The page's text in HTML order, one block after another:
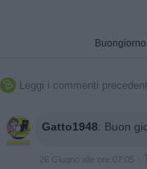
Buongiorno
 Leggi i commenti
Gatto1948: Buon
26 Giugno alle ore 07:05